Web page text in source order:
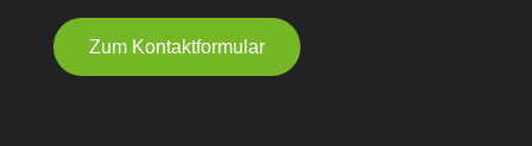
Zum Kontaktformular